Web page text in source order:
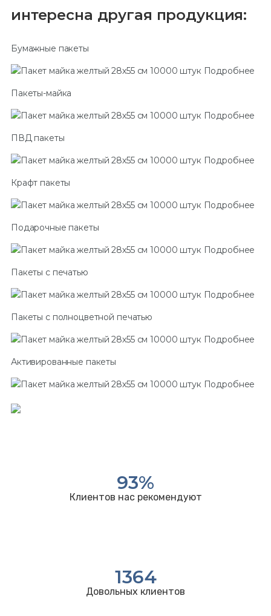
интересна другая продукция:
Бумажные пакеты
Подробнее
Пакеты-майка
Подробнее
ПВД пакеты
Подробнее
Крафт пакеты
Подробнее
Подарочные пакеты
Подробнее
Пакеты с печатью
Подробнее
Пакеты с полноцветной печатью
Подробнее
Активированные пакеты
Подробнее
93%
Клиентов нас рекомендуют
1364
Довольных клиентов